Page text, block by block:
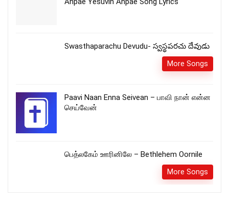
Swasthaparachu Devudu- స్వస్థపరచు దేవుడు
More Songs
Paavi Naan Enna Seivean – பாவி நான் என்ன
செய்வேன்
பெத்லகேம் ஊரினிலே – Bethlehem Oornile
More Songs